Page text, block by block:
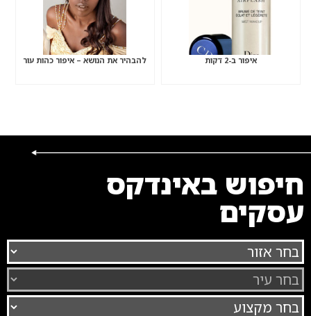
איפור ב-2 דקות להבהיר את הנושא – איפור כהות עור
חיפוש באינדקס
עסקים